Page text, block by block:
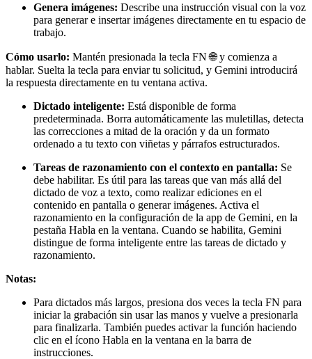
Genera imágenes: Describe una instrucción visual con la voz
para generar e insertar imágenes directamente en tu espacio de
trabajo.
Cómo usarlo: Mantén presionada la tecla FN 🌐 y comienza a
hablar. Suelta la tecla para enviar tu solicitud, y Gemini introducirá
la respuesta directamente en tu ventana activa.
Dictado inteligente: Está disponible de forma
predeterminada. Borra automáticamente las muletillas, detecta
las correcciones a mitad de la oración y da un formato
ordenado a tu texto con viñetas y párrafos estructurados.
Tareas de razonamiento con el contexto en pantalla: Se
debe habilitar. Es útil para las tareas que van más allá del
dictado de voz a texto, como realizar ediciones en el
contenido en pantalla o generar imágenes. Activa el
razonamiento en la configuración de la app de Gemini, en la
pestaña Habla en la ventana. Cuando se habilita, Gemini
distingue de forma inteligente entre las tareas de dictado y
razonamiento.
Notas:
Para dictados más largos, presiona dos veces la tecla FN para
iniciar la grabación sin usar las manos y vuelve a presionarla
para finalizarla. También puedes activar la función haciendo
clic en el ícono Habla en la ventana en la barra de
instrucciones.